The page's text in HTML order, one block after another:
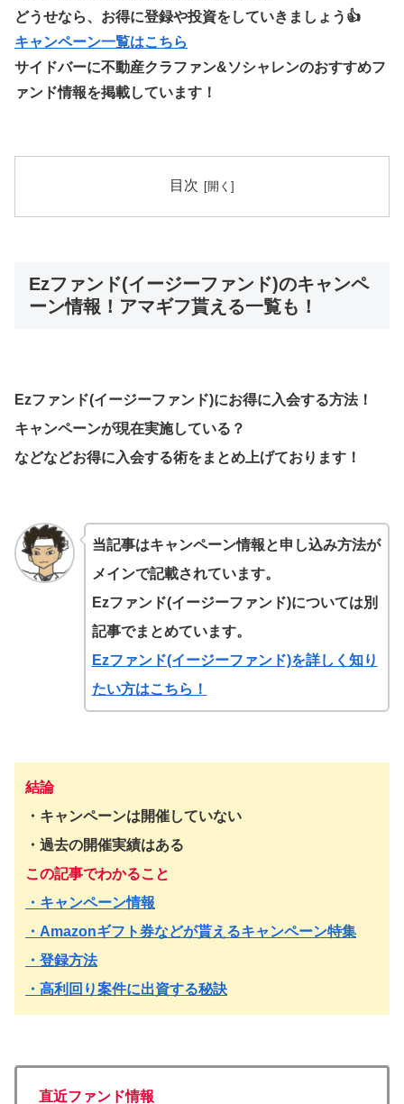
どうせなら、お得に登録や投資をしていきましょう👍
キャンペーン一覧はこちら
サイドバーに不動産クラファン&ソシャレンのおすすめフ
ァンド情報を掲載しています！
目次
Ezファンド(イージーファンド)のキャンペ
ーン情報！アマギフ貰える一覧も！
Ezファンド(イージーファンド)にお得に入会する方法！
キャンペーンが現在実施している？
などなどお得に入会する術をまとめ上げております！
当記事はキャンペーン情報と申し込み方法が
メインで記載されています。
Ezファンド(イージーファンド)については別
記事でまとめています。
Ezファンド(イージーファンド)を詳しく知り
たい方はこちら！
結論
・キャンペーンは開催していない
・過去の開催実績はある
この記事でわかること
・キャンペーン情報
・Amazonギフト券などが貰えるキャンペーン特集
・登録方法
・高利回り案件に出資する秘訣
直近ファンド情報